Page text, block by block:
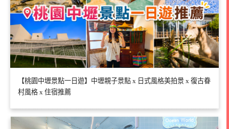
【桃園中壢景點一日遊】中壢親子景點 x 日式風格美拍景 x 復古眷
村風格 x 住宿推薦